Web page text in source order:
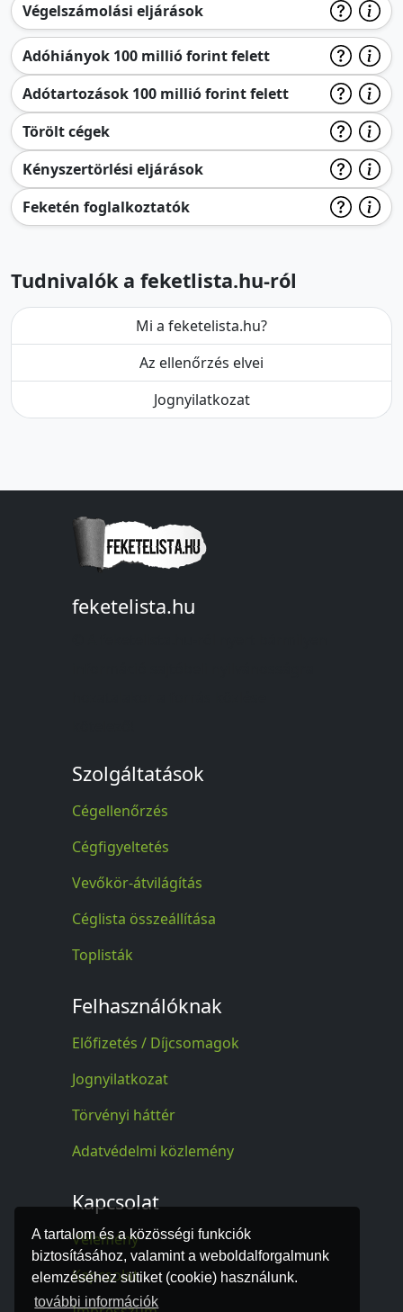
A tartalom és a közösségi funkciók
biztosításához, valamint a weboldalforgalmunk
elemzéséhez sütiket (cookie) használunk.
további információk
Végelszámolási eljárások
Adóhiányok 100 millió forint felett
Adótartozások 100 millió forint felett
Törölt cégek
Kényszertörlési eljárások
Feketén foglalkoztatók
Tudnivalók a feketlista.hu-ról
Mi a feketelista.hu?
Az ellenőrzés elvei
Jognyilatkozat
feketelista.hu
Szolgáltatások
Cégellenőrzés
Cégfigyeltetés
Vevőkör-átvilágítás
Céglista összeállítása
Toplisták
Felhasználóknak
Előfizetés / Díjcsomagok
Jognyilatkozat
Törvényi háttér
Adatvédelmi közlemény
Kapcsolat
Vélemény
Kapcsolat